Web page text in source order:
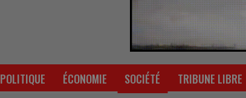
POLITIQUE ÉCONOMIE SOCIÉTÉ TRIBUNE LIBRE